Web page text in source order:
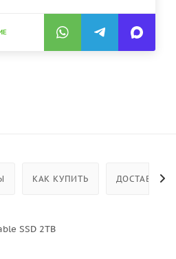
КАК КУПИТЬ ДОСТАВКА
SSD 2TB